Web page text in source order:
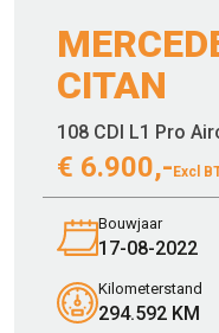
CITAN
108 CDI L1 Pro
€ 6.900,- Excl
Bouwjaar
17-08-2022
Kilometerstand
294.592 KM